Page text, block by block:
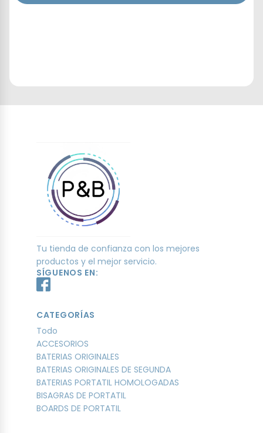
Tu tienda de confianza con los mejores
productos y el mejor servicio.
SÍGUENOS EN:
CATEGORÍAS
Todo
ACCESORIOS
BATERIAS ORIGINALES
BATERIAS ORIGINALES DE SEGUNDA
BATERIAS PORTATIL HOMOLOGADAS
BISAGRAS DE PORTATIL
BOARDS DE PORTATIL